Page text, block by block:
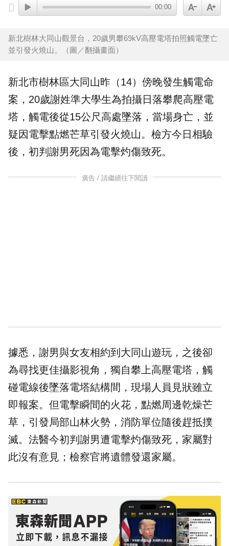
00:00
新北樹林大同山觀景台，20歲男攀69kV高壓電塔拍照觸電墜亡
並引發火燒山。（圖／翻攝畫面）
新北市樹林區大同山昨（14）傍晚發生觸電命
案，20歲謝姓準大學生為拍攝日落攀爬高壓電
塔，觸電後從15公尺高處墜落，當場身亡，並
疑因電擊點燃芒草引發火燒山。檢方今日相驗
後，初判謝男死因為電擊灼傷致死。
廣告 / 請繼續往下閱讀
據悉，謝男與女友相約到大同山遊玩，之後卻
為尋找更佳攝影視角，獨自攀上高壓電塔，觸
碰電線後墜落電塔結構間，現場人員見狀雖立
即報案。但電擊瞬間的火花，點燃周邊乾燥芒
草，引發局部山林火勢，消防單位隨後趕抵撲
滅。 法醫今初判謝男遭電擊灼傷致死，家屬對
此沒有意見；檢察官將遺體發還家屬。